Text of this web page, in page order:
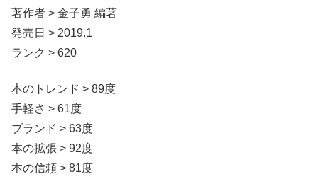
著作者 > 金子勇 編著
発売日 > 2019.1
ランク > 620
本のトレンド > 89度
手軽さ > 61度
ブランド > 63度
本の拡張 > 92度
本の信頼 > 81度